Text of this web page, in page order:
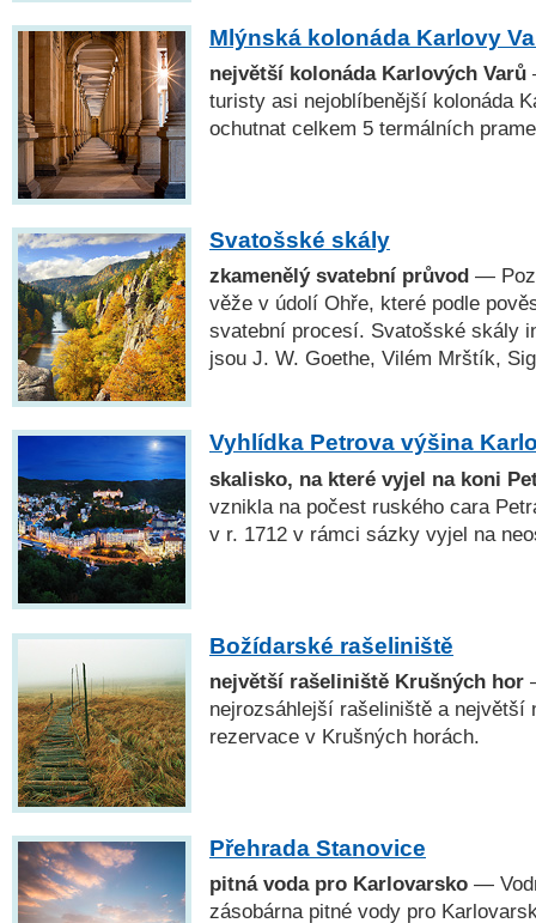
Mlýnská kolonáda Karlovy
největší kolonáda Karlových Varů
turisty asi nejoblíbenější kolonáda
ochutnat celkem 5 termálních
Svatošské skály
zkamenělý svatební průvod —
věže v údolí Ohře, které podle
svatební procesí. Svatošské skály
jsou J. W. Goethe, Vilém Mrštík,
Vyhlídka Petrova výšina
skalisko, na které vyjel na koni
vznikla na počest ruského cara
v r. 1712 v rámci sázky vyjel na
Božídarské rašeliniště
největší rašeliniště Krušných hor
nejrozsáhlejší rašeliniště a největší
rezervace v Krušných horách.
Přehrada Stanovice
pitná voda pro Karlovarsko —
zásobárna pitné vody pro